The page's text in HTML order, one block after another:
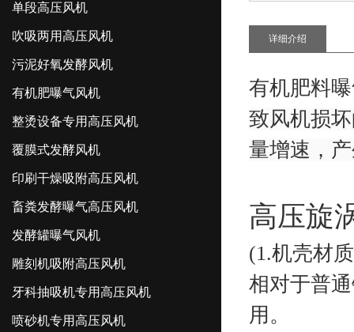
单段高压风机
吹吸两用高压风机
污泥好氧发酵风机
有机肥曝气风机
整烫设备专用高压风机
覆膜式发酵风机
印刷干燥吸附高压风机
畜粪发酵曝气高压风机
发酵罐曝气风机
雕刻机吸附高压风机
牙科抽吸机专用高压风机
喷砂机专用高压风机
详细介绍
有机肥料
致风机损
量增速，
高压旋
(1.机壳材
相对于普
用。